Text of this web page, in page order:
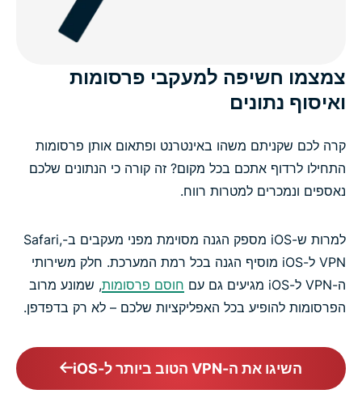
צמצמו חשיפה למעקבי פרסומות
ואיסוף נתונים
קרה לכם שקניתם משהו באינטרנט ופתאום אותן פרסומות
התחילו לרדוף אתכם בכל מקום? זה קורה כי הנתונים שלכם
נאספים ונמכרים למטרות רווח.
למרות ש-iOS מספק הגנה מסוימת מפני מעקבים ב-Safari,
VPN ל-iOS מוסיף הגנה בכל רמת המערכת. חלק משירותי
ה-VPN ל-iOS מגיעים גם עם
חוסם פרסומות, שמונע מרוב
הפרסומות להופיע בכל האפליקציות שלכם – לא רק בדפדפן.
השיגו את ה-VPN הטוב ביותר ל-iOS